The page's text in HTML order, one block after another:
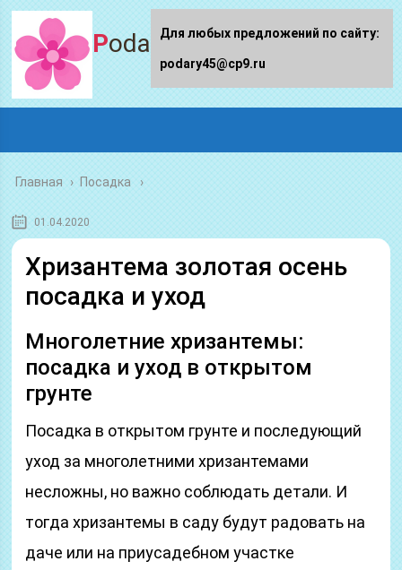
Podary45.ru
Главная › Посадка
01.04.2020
Хризантема золотая осень
посадка и уход
Многолетние хризантемы:
посадка и уход в открытом
грунте
Посадка в открытом грунте и последующий
уход за многолетними хризантемами
несложны, но важно соблюдать детали. И
тогда хризантемы в саду будут радовать на
даче или на приусадебном участке
Для любых предложений по сайту:
podary45@cp9.ru